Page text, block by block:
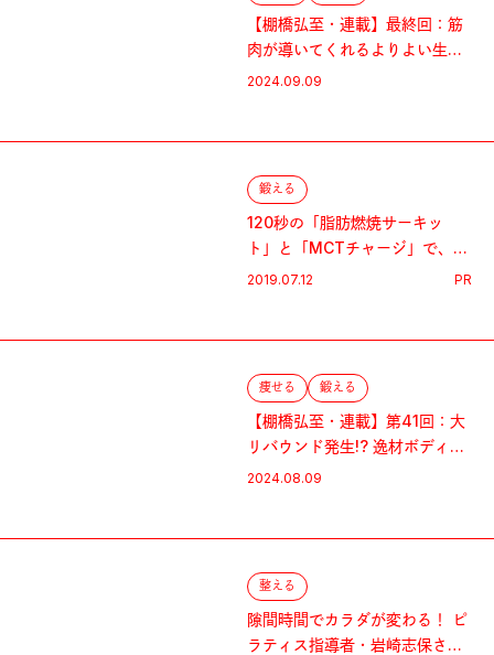
【棚橋弘至・連載】最終回：筋
肉が導いてくれるよりよい生き
方
2024.09.09
鍛える
120秒の「脂肪燃焼サーキッ
ト」と「MCTチャージ」で、夏
までに引き締まったカラダを作
2019.07.12 PR
痩せる 鍛える
【棚橋弘至・連載】第41回：大
リバウンド発生!? 逸材ボディ、
復活の行方は......？
2024.08.09
整える
隙間時間でカラダが変わる！ ピ
ラティス指導者・岩崎志保さん